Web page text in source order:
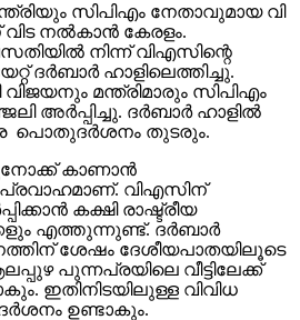
സിപിഎം നേതാവുമായ വി
നൽകാൻ കേരളം.
നിന്ന് വിഎസിന്റെ
ദർബാർ ഹാളിലെത്തിച്ചു.
മന്ത്രിമാരും സിപിഎം
അർപ്പിച്ചു. ദർബാർ ഹാളിൽ
പൊതുദർശനം തുടരും.
കാണാൻ
വിഎസിന്
കക്ഷി രാഷ്ട്രീയ
എത്തുന്നുണ്ട്. ദർബാർ
ശേഷം ദേശീയപാതയിലൂടെ
പുന്നപ്രയിലെ വീട്ടിലേക്ക്
ഇതിനിടയിലുള്ള വിവിധ
ഉണ്ടാകും.